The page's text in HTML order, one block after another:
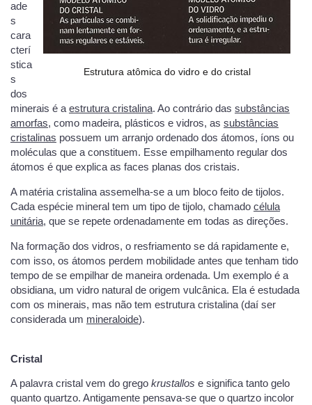
Estrutura atômica do vidro e do cristal
ade
s
cara
cterí
stica
s
dos
minerais é aestrutura cristalina. Ao contrário das substâncias
amorfas, como madeira, plásticos e vidros, as substâncias
cristalinas possuem um arranjo ordenado dos átomos, íons ou
moléculas que a constituem. Esse empilhamento regular dos
átomos é que explica as faces planas dos cristais.
A matéria cristalina assemelha-se a um bloco feito de tijolos.
Cada espécie mineral tem um tipo de tijolo, chamado célula
unitária, que se repete ordenadamente em todas as direções.
Na formação dos vidros, o resfriamento se dá rapidamente e,
com isso, os átomos perdem mobilidade antes que tenham tido
tempo de se empilhar de maneira ordenada. Um exemplo é a
obsidiana, um vidro natural de origem vulcânica. Ela é estudada
com os minerais, mas não tem estrutura cristalina (daí ser
considerada um mineraloide).
Cristal
A palavra cristal vem do grego krustallos e significa tanto gelo
quanto quartzo. Antigamente pensava-se que o quartzo incolor